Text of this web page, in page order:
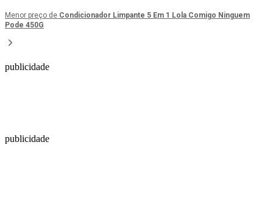
Menor preço de Condicionador Limpante 5 Em 1 Lola Comigo Ninguem
Pode 450G
publicidade
publicidade